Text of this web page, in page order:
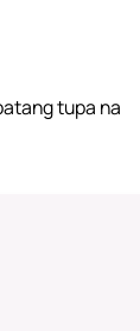
tupa na